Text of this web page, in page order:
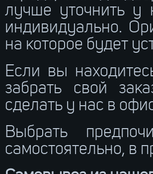
лучше уточнить у
индивидуально.
на которое будет
Если вы
забрать свой
сделать у нас в
Выбрать
самостоятельно, в